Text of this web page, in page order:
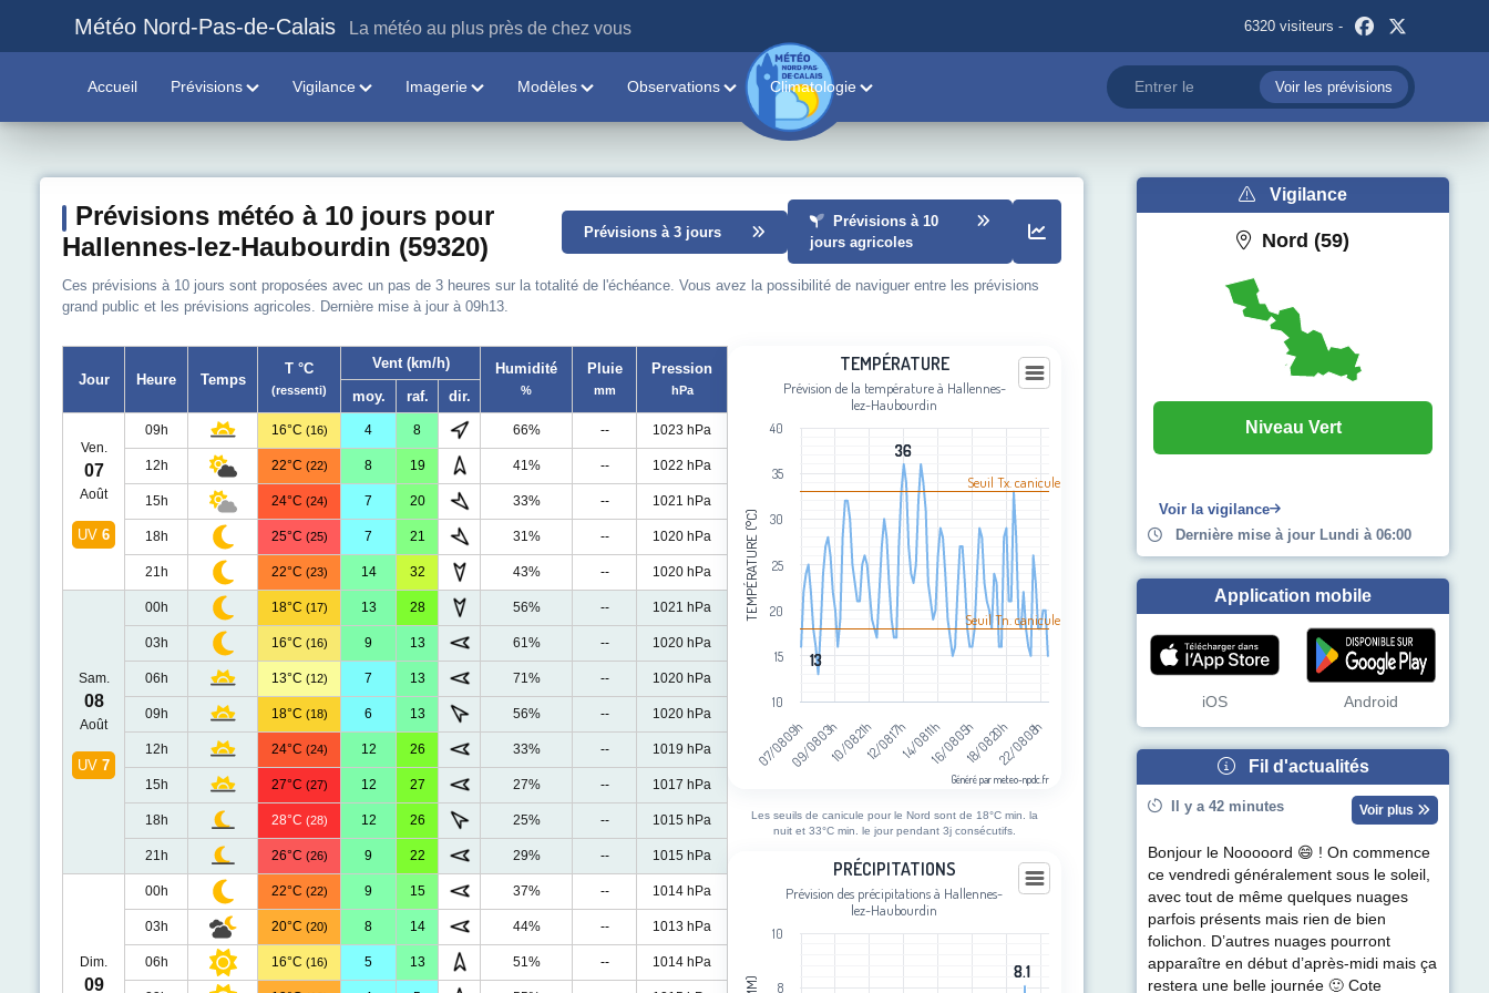
Météo Nord-Pas-de-Calais La météo au plus près de chez vous 6320 visiteurs -
Accueil Prévisions Vigilance Imagerie Modèles Observations Climatologie Voir les prévisions
Prévisions météo à 10 jours pour
Hallennes-lez-Haubourdin (59320)
Prévisions à 3 jours
Prévisions à 10
jours agricoles
Ces prévisions à 10 jours sont proposées avec un pas de 3 heures sur la totalité de l'échéance. Vous avez la possibilité de naviguer entre les prévisions
grand public et les prévisions agricoles. Dernière mise à jour à 09h13.
Jour Heure Temps
T °C
(ressenti)
Vent (km/h) Humidité
%
Pluie
mm
Pression
hPa
moy. raf. dir.
Ven.
07
Août
UV 6
09h 16°C (16) 4 8 66% -- 1023 hPa
12h 22°C (22) 8 19 41% -- 1022 hPa
15h 24°C (24) 7 20 33% -- 1021 hPa
18h 25°C (25) 7 21 31% -- 1020 hPa
21h 22°C (23) 14 32 43% -- 1020 hPa
Sam.
08
Août
UV 7
00h 18°C (17) 13 28 56% -- 1021 hPa
03h 16°C (16) 9 13 61% -- 1020 hPa
06h 13°C (12) 7 13 71% -- 1020 hPa
09h 18°C (18) 6 13 56% -- 1020 hPa
12h 24°C (24) 12 26 33% -- 1019 hPa
15h 27°C (27) 12 27 27% -- 1017 hPa
18h 28°C (28) 12 26 25% -- 1015 hPa
21h 26°C (26) 9 22 29% -- 1015 hPa
Dim.
09
00h 22°C (22) 9 15 37% -- 1014 hPa
03h 20°C (20) 8 14 44% -- 1013 hPa
06h 16°C (16) 5 13 51% -- 1014 hPa
Line chart with 102 data points.
View as data table, Température
The chart has 1 X axis displaying categories.
The chart has 1 Y axis displaying Température (°C). Data ranges from 13 to 36.
TEMPÉRATURE (°C)
TEMPÉRATURE
Prévision de la température à Hallennes-
lez-Haubourdin
13
13
36
36
07/08 09h09/08 03h10/08 21h12/08 17h14/08 11h16/08 05h18/08 20h22/08 08h
10
15
20
25
30
35
40
Généré par meteo-npdc.fr
Seuil Tx. canicule
Seuil Tn. canicule
Les seuils de canicule pour le Nord sont de 18°C min. la
nuit et 33°C min. le jour pendant 3j consécutifs.
Bar chart with 102 bars.
The chart has 1 X axis displaying categories.
PRÉCIPITATIONS
Prévision des précipitations à Hallennes-
lez-Haubourdin
8.1
8.1
8
10
Vigilance
Nord (59)
Niveau Vert
Voir la vigilance
Dernière mise à jour Lundi à 06:00
Application mobile
iOS Android
Fil d'actualités
Il y a 42 minutes Voir plus
Bonjour le Nooooord 😄 ! On commence
ce vendredi généralement sous le soleil,
avec tout de même quelques nuages
parfois présents mais rien de bien
folichon. D’autres nuages pourront
apparaître en début d’après-midi mais ça
restera une belle journée 🙂 Cote